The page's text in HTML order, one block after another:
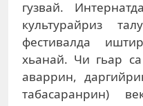
гузвай.
культурайриз
фестивалда
хьанай. Чи гьар
аваррин,
табасаранрин)